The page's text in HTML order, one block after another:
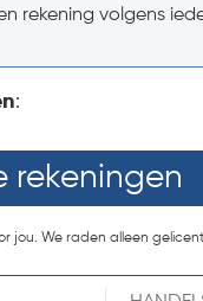
rekening volgens
:
rekeningen
jou. We raden alleen